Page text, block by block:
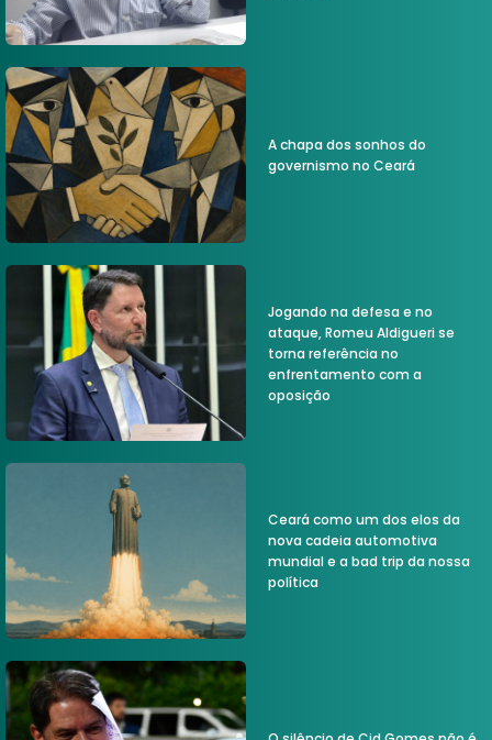
A chapa dos sonhos do
governismo no Ceará
Jogando na defesa e no
ataque, Romeu Aldigueri se
torna referência no
enfrentamento com a
oposição
Ceará como um dos elos da
nova cadeia automotiva
mundial e a bad trip da nossa
política